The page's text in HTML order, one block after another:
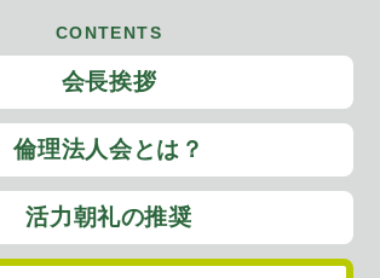
CONTENTS
会長挨拶
倫理法人会とは？
活力朝礼の推奨